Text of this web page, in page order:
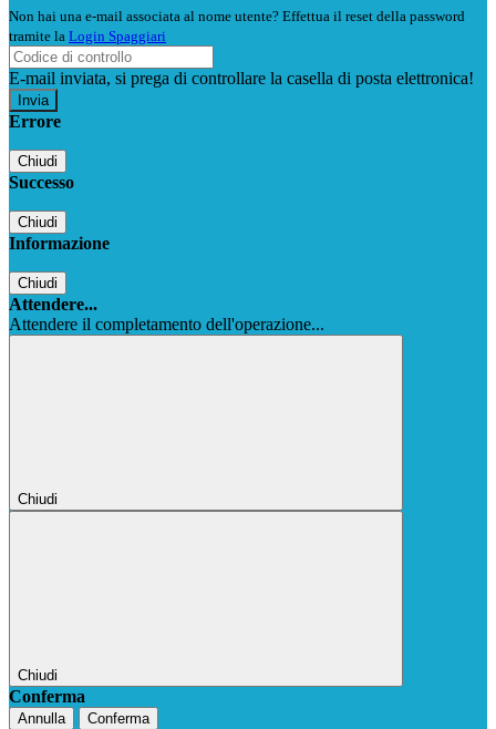
Non hai una e-mail associata al nome utente? Effettua il reset della password
tramite la Login Spaggiari
E-mail inviata, si prega di controllare la casella di posta elettronica!
Errore
Chiudi
Successo
Chiudi
Informazione
Chiudi
Attendere...
Attendere il completamento dell'operazione...
Chiudi
Chiudi
Conferma
Annulla Conferma